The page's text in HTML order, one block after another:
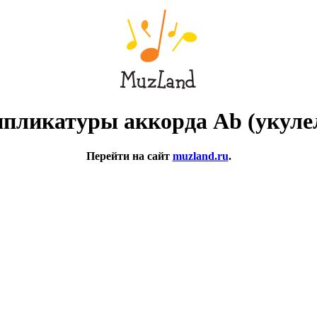
аккорда Ab
Перейти на сайт muzland.ru.